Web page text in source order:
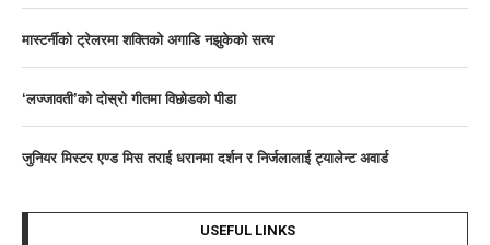
मास्टर्नीकाे ट्रेलरमा शक्तिकाे अगाडि नझुकेकाे सत्य
‘लज्जावती’को दाेस्राे गीतमा विछोडको पीडा
जुनियर मिस्टर एण्ड मिस तराई धरानमा दर्शन र निर्जलालाई ट्यालेन्ट अवार्ड
USEFUL LINKS